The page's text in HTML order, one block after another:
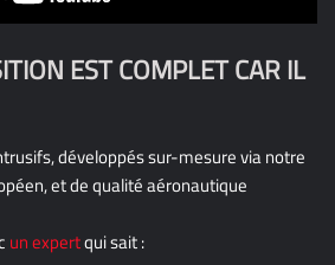
EST COMPLET CAR IL
développés sur-mesure via notre
et de qualité aéronautique
un expertqui sait :